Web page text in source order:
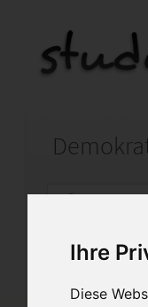
Ihre
Diese
Auf
Startseite